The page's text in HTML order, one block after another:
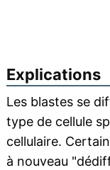
Explications
Les blastes se
type de cellule
cellulaire.
à nouveau